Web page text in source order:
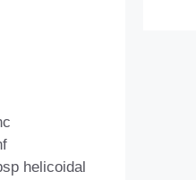
helicoidal